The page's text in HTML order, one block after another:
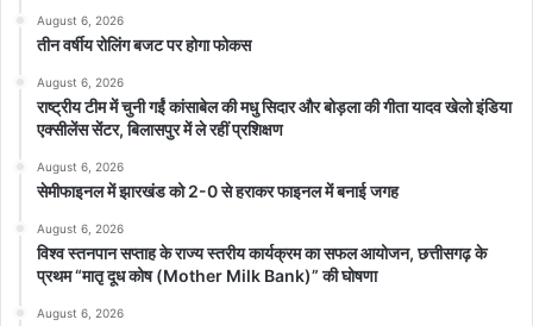
August 6, 2026
तीन वर्षीय रोलिंग बजट पर होगा फोकस
August 6, 2026
राष्ट्रीय टीम में चुनी गईं कांसाबेल की मधु सिदार और बोड़ला की गीता यादव खेलो इंडिया
एक्सीलेंस सेंटर, बिलासपुर में ले रहीं प्रशिक्षण
August 6, 2026
सेमीफाइनल में झारखंड को 2-0 से हराकर फाइनल में बनाई जगह
August 6, 2026
विश्व स्तनपान सप्ताह के राज्य स्तरीय कार्यक्रम का सफल आयोजन, छत्तीसगढ़ के
प्रथम “मातृ दूध कोष (Mother Milk Bank)” की घोषणा
August 6, 2026